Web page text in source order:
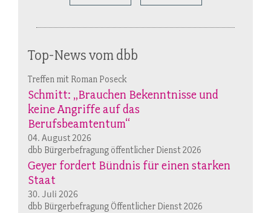
Top-News vom dbb
Treffen mit Roman Poseck
Schmitt: „Brauchen Bekenntnisse und
keine Angriffe auf das
Berufsbeamtentum“
04. August 2026
dbb Bürgerbefragung öffentlicher Dienst 2026
Geyer fordert Bündnis für einen starken
Staat
30. Juli 2026
dbb Bürgerbefragung Öffentlicher Dienst 2026